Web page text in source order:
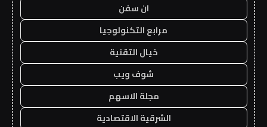
ان سفن
مرابع التكنولوجيا
خيال التقنية
شوف ويب
مجلة الاسهم
الشرقية الاقتصادية